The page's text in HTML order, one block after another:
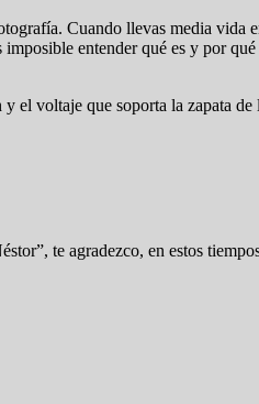
Cuando llevas media vida
entender qué es y por
el voltaje que soporta la zapata de
te agradezco, en estos